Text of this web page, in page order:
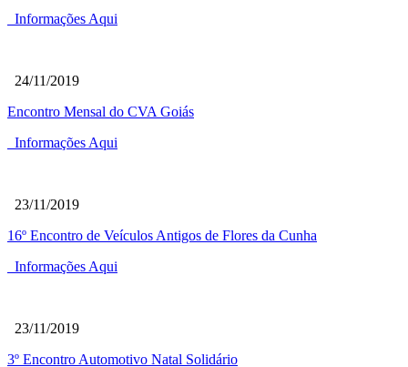
Informações Aqui
24/11/2019
Encontro Mensal do CVA Goiás
Informações Aqui
23/11/2019
16º Encontro de Veículos Antigos de Flores da Cunha
Informações Aqui
23/11/2019
3º Encontro Automotivo Natal Solidário